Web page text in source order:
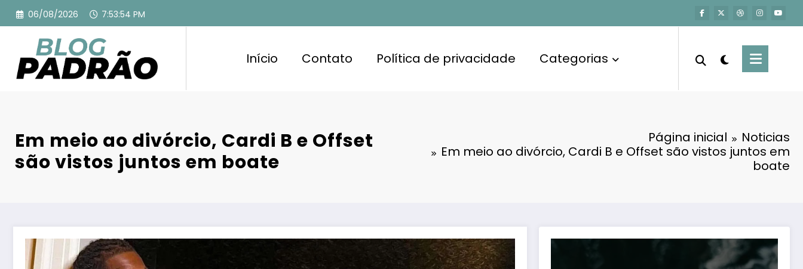
Pular
para
conteúdo
06/08/2026 7:53:55 PM
Início Contato Política de privacidade Categorias
Em meio ao divórcio, Cardi B e Offset
são vistos juntos em boate
Página inicial
Noticias
Em meio ao divórcio, Cardi B e Offset são vistos juntos em
boate